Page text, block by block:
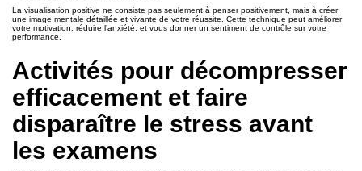
La visualisation positive ne consiste pas seulement à penser positivement, mais à créer
une image mentale détaillée et vivante de votre réussite. Cette technique peut améliorer
votre motivation, réduire l’anxiété, et vous donner un sentiment de contrôle sur votre
performance.
Activités pour décompresser
efficacement et faire
disparaître le stress avant
les examens